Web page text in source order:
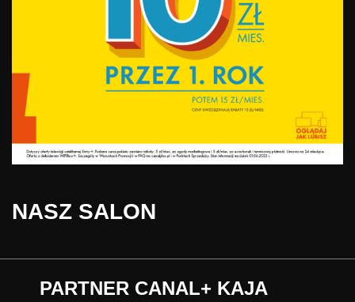
NASZ SALON
PARTNER CANAL+ KAJA